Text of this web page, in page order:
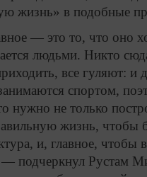
жизнь» в подобные
— это то, что оно
людьми. Никто
все гуляют: и
спортом,
нужно не только
жизнь, чтобы
и, главное, чтобы
— подчеркнул Рустам